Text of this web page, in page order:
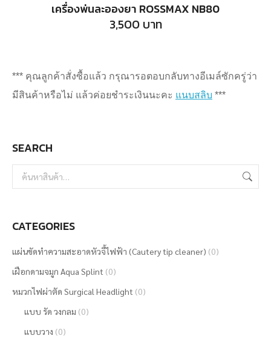
เครื่องพ่นละอองยา ROSSMAX NB80
3,500บาท
*** คุณลูกค้าสั่งซื้อแล้ว กรุณารอตอบกลับทางอีเมล์ซักครู่ว่า
มีสินค้าหรือไม่ แล้วค่อยชำระเงินนะคะ แนบสลิบ ***
SEARCH
CATEGORIES
แผ่นขัดทำความสะอาดหัวจี้ไฟฟ้า (Cautery tip cleaner) (0)
เฝือกดามจมูก Aqua Splint (0)
หมวกไฟผ่าตัด Surgical Headlight (0)
แบบ รัด วงกลม (0)
แบบวาง (0)